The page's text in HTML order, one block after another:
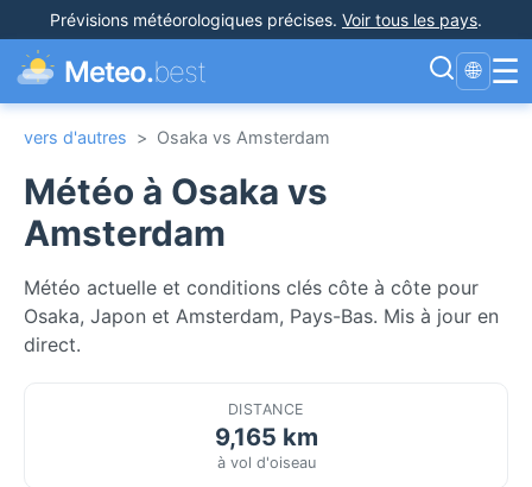
Prévisions météorologiques précises. Voir tous les pays.
Meteo.best 🌐 ☰
vers d'autres > Osaka vs Amsterdam
Météo à Osaka vs
Amsterdam
Météo actuelle et conditions clés côte à côte pour
Osaka, Japon et Amsterdam, Pays-Bas. Mis à jour en
direct.
DISTANCE
9,165 km
à vol d'oiseau